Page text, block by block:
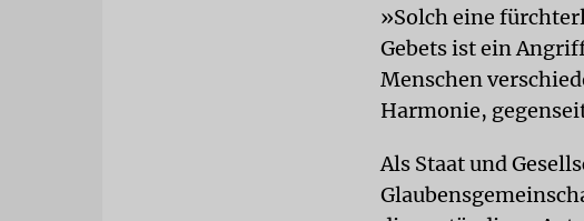
»Solch eine
Gebets ist ein
Menschen
Harmonie,
Als Staat und